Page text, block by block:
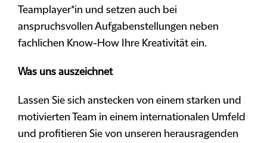
Teamplayer*in und setzen auch bei
anspruchsvollen Aufgabenstellungen neben
fachlichen Know-How Ihre Kreativität ein.
Was uns auszeichnet
Lassen Sie sich anstecken von einem starken und
motivierten Team in einem internationalen Umfeld
und profitieren Sie von unseren herausragenden